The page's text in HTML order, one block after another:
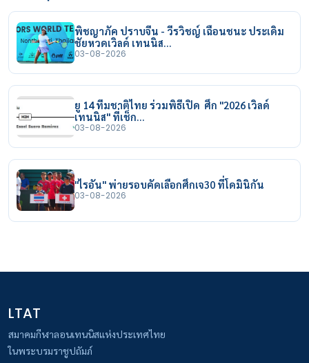
พิชญาภัค ปราบจีน - วีรวิชญ์ เฉือนชนะ ประเดิม
ชัยหวดเวิลด์ เทนนิส…
03-08-2026
ยู 14 ทีมชาติไทย ร่วมพิธีเปิด ศึก "2026 เวิลด์
เทนนิส" ที่เช็ก…
03-08-2026
"ไรอัน" พ่ายรอบคัดเลือกศึกเจ30 ที่โดมินิกัน
03-08-2026
LTAT
สมาคมกีฬาลอนเทนนิสแห่งประเทศไทย
ในพระบรมราชูปถัมภ์